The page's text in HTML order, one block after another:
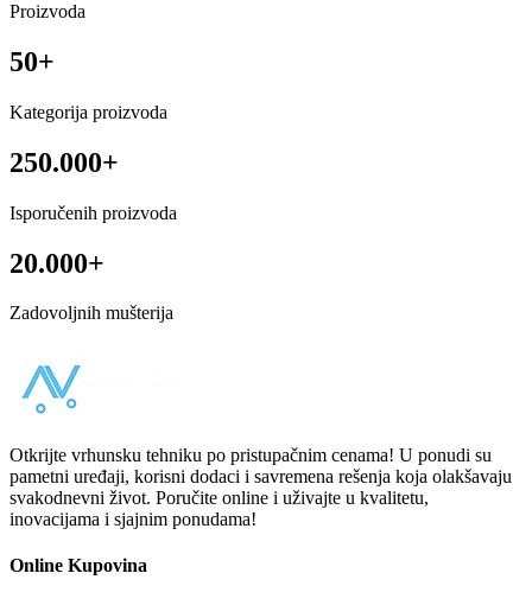
Proizvoda
50+
Kategorija proizvoda
250.000+
Isporučenih proizvoda
20.000+
Zadovoljnih mušterija
Otkrijte vrhunsku tehniku po pristupačnim cenama! U ponudi su
pametni uređaji, korisni dodaci i savremena rešenja koja olakšavaju
svakodnevni život. Poručite online i uživajte u kvalitetu,
inovacijama i sjajnim ponudama!
Online Kupovina